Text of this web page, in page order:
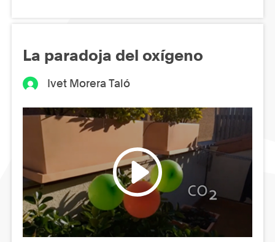
La paradoja del oxígeno
Ivet Morera Taló